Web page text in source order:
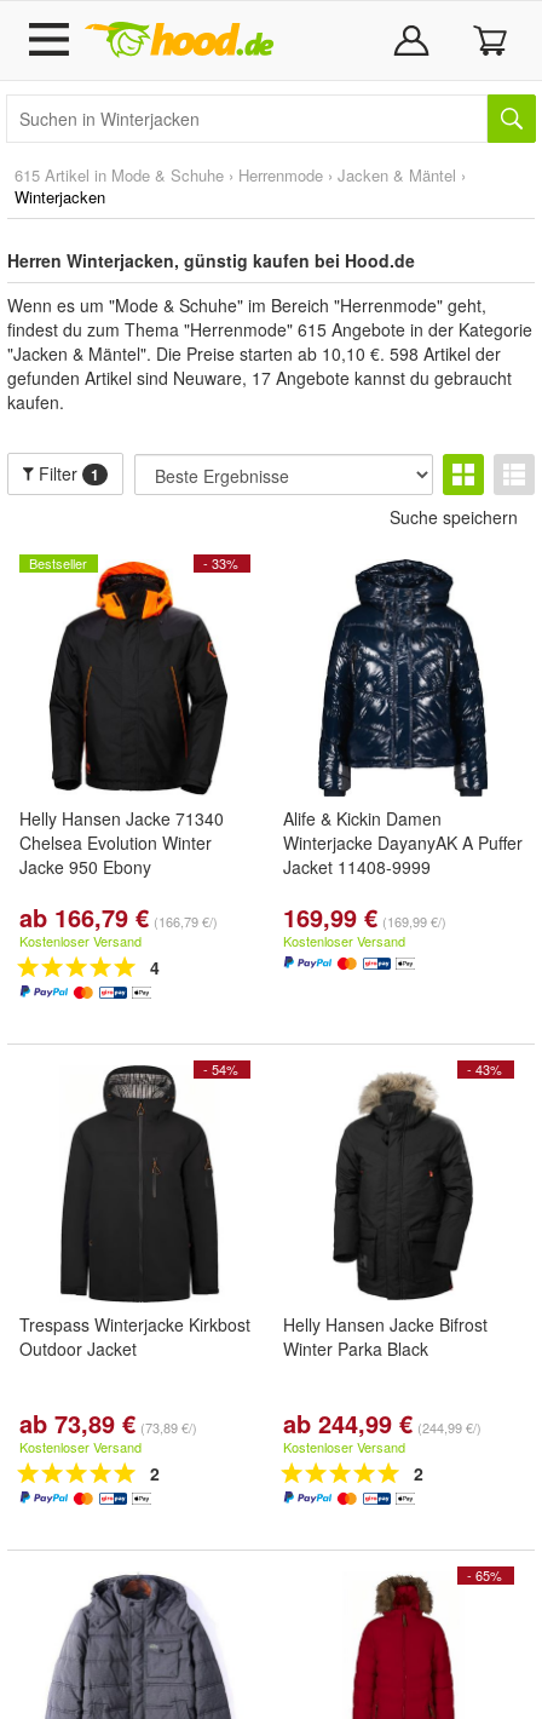
615 Artikel in Mode & Schuhe › Herrenmode › Jacken & Mäntel ›
Winterjacken
Herren Winterjacken, günstig kaufen bei Hood.de
Wenn es um "Mode & Schuhe" im Bereich "Herrenmode" geht,
findest du zum Thema "Herrenmode" 615 Angebote in der Kategorie
"Jacken & Mäntel". Die Preise starten ab 10,10 €. 598 Artikel der
gefunden Artikel sind Neuware, 17 Angebote kannst du gebraucht
kaufen.
Filter 1
Suche speichern
- 33%
Bestseller
Helly Hansen Jacke 71340
Chelsea Evolution Winter
Jacke 950 Ebony
ab 166,79 € (166,79 €/)
Kostenloser Versand
4
Alife & Kickin Damen
Winterjacke DayanyAK A Puffer
Jacket 11408-9999
169,99 € (169,99 €/)
Kostenloser Versand
- 54%
Trespass Winterjacke Kirkbost
Outdoor Jacket
ab 73,89 € (73,89 €/)
Kostenloser Versand
2
- 43%
Helly Hansen Jacke Bifrost
Winter Parka Black
ab 244,99 € (244,99 €/)
Kostenloser Versand
2
- 65%